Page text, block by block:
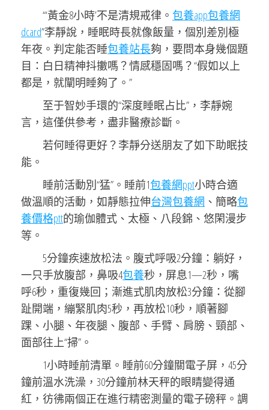
“‘黃金8小時’不是清規戒律。 包養app包養網
dcard”李靜說，睡眠時長就像飯量，個別差別極
年夜。判定能否睡包養站長夠，要問本身幾個題
目：白日精神抖擻嗎？情感穩固嗎？“假如以上
都是，就闡明睡夠了。”
至于智妙手環的“深度睡眠占比”，李靜婉
言，這僅供參考，盡非醫療診斷。
若何睡得更好？李靜分送朋友了如下助眠技
能。
睡前活動別“猛”。睡前1包養網ppt小時合適
做溫順的活動，如靜態拉伸台灣包養網 、簡略包
養價格ptt的瑜伽體式、太極、八段錦、悠閑漫步
等。
5分鐘疾速放松法。腹式呼吸2分鐘：躺好，
一只手放腹部，鼻吸4包養秒，屏息1—2秒，嘴
呼6秒，重復幾回；漸進式肌肉放松3分鐘：從腳
趾開端，繃緊肌肉5秒，再放松10秒，順著腳
踝、小腿、年夜腿、腹部、手臂、肩膀、頸部、
面部往上“掃”。
1小時睡前清單。睡前60分鐘關電子屏，45分
鐘前溫水洗澡，30分鐘前林天秤的眼睛變得通
紅，彷彿兩個正在進行精密測量的電子磅秤。調